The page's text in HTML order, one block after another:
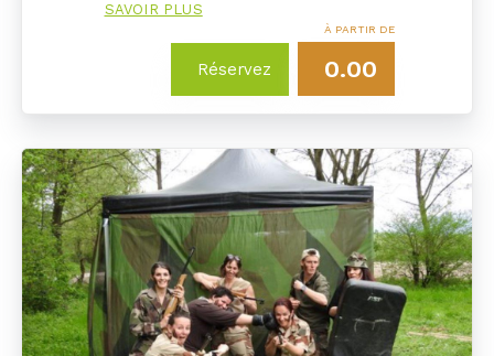
SAVOIR PLUS
Réservez
À PARTIR DE
0.00